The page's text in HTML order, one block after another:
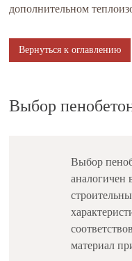
дополнительном
Вернуться к оглавлению
Выбор
Выбор
аналогичен
материал